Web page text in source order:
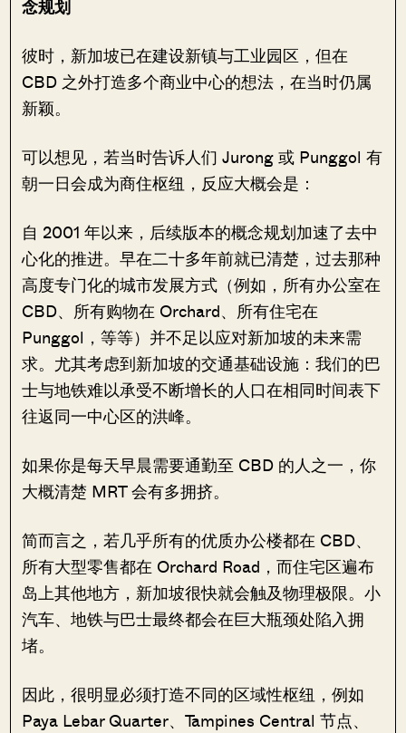
念规划
彼时，新加坡已在建设新镇与工业园区，但在
CBD 之外打造多个商业中心的想法，在当时仍属
新颖。
可以想见，若当时告诉人们 Jurong 或 Punggol 有
朝一日会成为商住枢纽，反应大概会是：
自 2001 年以来，后续版本的概念规划加速了去中
心化的推进。早在二十多年前就已清楚，过去那种
高度专门化的城市发展方式（例如，所有办公室在
CBD、所有购物在 Orchard、所有住宅在
Punggol，等等）并不足以应对新加坡的未来需
求。尤其考虑到新加坡的交通基础设施：我们的巴
士与地铁难以承受不断增长的人口在相同时间表下
往返同一中心区的洪峰。
如果你是每天早晨需要通勤至 CBD 的人之一，你
大概清楚 MRT 会有多拥挤。
简而言之，若几乎所有的优质办公楼都在 CBD、
所有大型零售都在 Orchard Road，而住宅区遍布
岛上其他地方，新加坡很快就会触及物理极限。小
汽车、地铁与巴士最终都会在巨大瓶颈处陷入拥
堵。
因此，很明显必须打造不同的区域性枢纽，例如
Paya Lebar Quarter、Tampines Central 节点、